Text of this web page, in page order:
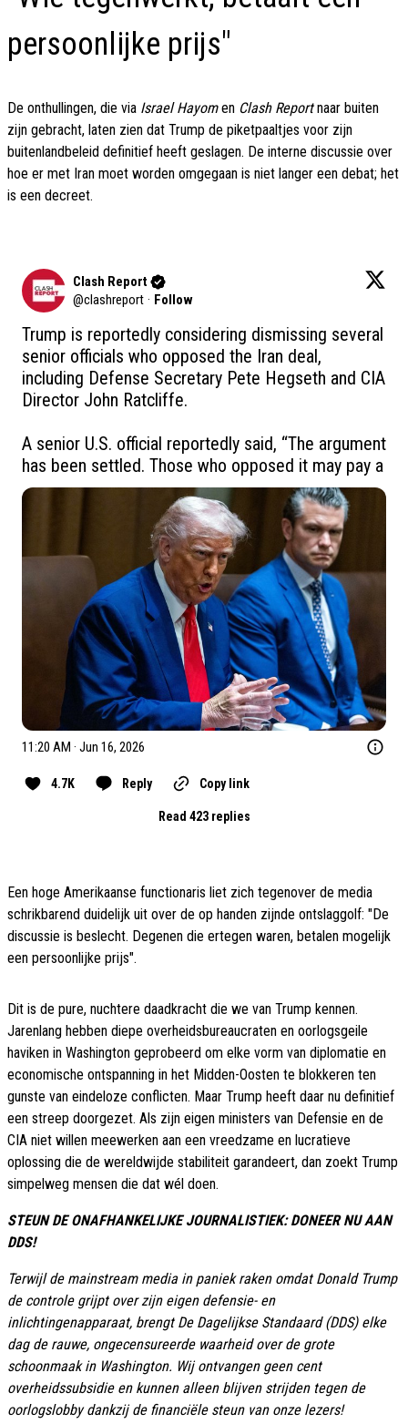
persoonlijke prijs"
De onthullingen, die via Israel Hayomen Clash Reportnaar buiten
zijn gebracht, laten zien dat Trump de piketpaaltjes voor zijn
buitenlandbeleid definitief heeft geslagen. De interne discussie over
hoe er met Iran moet worden omgegaan is niet langer een debat; het
is een decreet.
Clash Report
@clashreport · Follow
Trump is reportedly considering dismissing several
senior officials who opposed the Iran deal,
including Defense Secretary Pete Hegseth and CIA
Director John Ratcliffe.
A senior U.S. official reportedly said, “The argument
has been settled. Those who opposed it may pay a
11:20 AM · Jun 16, 2026
4.7K Reply Copy link
Read 423 replies
Een hoge Amerikaanse functionaris liet zich tegenover de media
schrikbarend duidelijk uit over de op handen zijnde ontslaggolf: "De
discussie is beslecht. Degenen die ertegen waren, betalen mogelijk
een persoonlijke prijs".
Dit is de pure, nuchtere daadkracht die we van Trump kennen.
Jarenlang hebben diepe overheidsbureaucraten en oorlogsgeile
haviken in Washington geprobeerd om elke vorm van diplomatie en
economische ontspanning in het Midden-Oosten te blokkeren ten
gunste van eindeloze conflicten. Maar Trump heeft daar nu definitief
een streep doorgezet. Als zijn eigen ministers van Defensie en de
CIA niet willen meewerken aan een vreedzame en lucratieve
oplossing die de wereldwijde stabiliteit garandeert, dan zoekt Trump
simpelweg mensen die dat wél doen.
STEUN DE ONAFHANKELIJKE JOURNALISTIEK: DONEER NU AAN
DDS!
Terwijl de mainstream media in paniek raken omdat Donald Trump
de controle grijpt over zijn eigen defensie- en
inlichtingenapparaat, brengt De Dagelijkse Standaard (DDS) elke
dag de rauwe, ongecensureerde waarheid over de grote
schoonmaak in Washington. Wij ontvangen geen cent
overheidssubsidie en kunnen alleen blijven strijden tegen de
oorlogslobby dankzij de financiële steun van onze lezers!